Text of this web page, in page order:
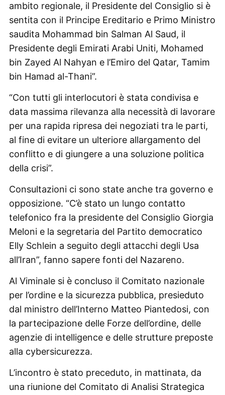
ambito regionale, il Presidente del Consiglio si è
sentita con il Principe Ereditario e Primo Ministro
saudita Mohammad bin Salman Al Saud, il
Presidente degli Emirati Arabi Uniti, Mohamed
bin Zayed Al Nahyan e l’Emiro del Qatar, Tamim
bin Hamad al-Thani”.
“Con tutti gli interlocutori è stata condivisa e
data massima rilevanza alla necessità di lavorare
per una rapida ripresa dei negoziati tra le parti,
al fine di evitare un ulteriore allargamento del
conflitto e di giungere a una soluzione politica
della crisi”.
Consultazioni ci sono state anche tra governo e
opposizione. “C’è stato un lungo contatto
telefonico fra la presidente del Consiglio Giorgia
Meloni e la segretaria del Partito democratico
Elly Schlein a seguito degli attacchi degli Usa
all’Iran”, fanno sapere fonti del Nazareno.
Al Viminale si è concluso il Comitato nazionale
per l’ordine e la sicurezza pubblica, presieduto
dal ministro dell’Interno Matteo Piantedosi, con
la partecipazione delle Forze dell’ordine, delle
agenzie di intelligence e delle strutture preposte
alla cybersicurezza.
L’incontro è stato preceduto, in mattinata, da
una riunione del Comitato di Analisi Strategica